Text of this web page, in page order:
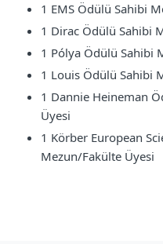
1 EMS Ödülü Sahibi
1 Dirac Ödülü Sahibi
1 Pólya Ödülü Sahibi
1 Louis Ödülü Sahibi
1 Dannie Heineman
Üyesi
1 Körber European
Mezun/Fakülte Üyesi